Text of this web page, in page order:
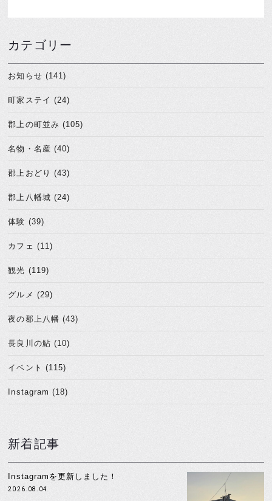
カテゴリー
お知らせ (141)
町家ステイ (24)
郡上の町並み (105)
名物・名産 (40)
郡上おどり (43)
郡上八幡城 (24)
体験 (39)
カフェ (11)
観光 (119)
グルメ (29)
夜の郡上八幡 (43)
長良川の鮎 (10)
イベント (115)
Instagram (18)
新着記事
Instagramを更新しました！
2026.08.04